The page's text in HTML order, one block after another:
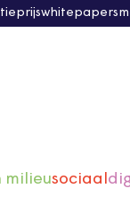
whitepapers
milieusociaal